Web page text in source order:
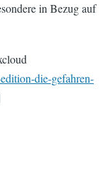
in Bezug auf
die-gefahren-